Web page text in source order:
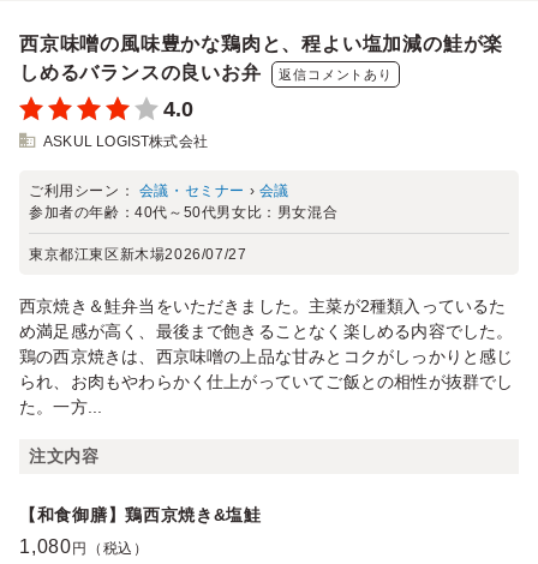
西京味噌の風味豊かな鶏肉と、程よい塩加減の鮭が楽
しめるバランスの良いお弁
返信コメントあり
4.0
ASKUL LOGIST株式会社
ご利用シーン： 会議・セミナー › 会議
参加者の年齢：40代～50代男女比： 男女混合
東京都江東区新木場2026/07/27
西京焼き＆鮭弁当をいただきました。主菜が2種類入っているた
め満足感が高く、最後まで飽きることなく楽しめる内容でした。
鶏の西京焼きは、西京味噌の上品な甘みとコクがしっかりと感じ
られ、お肉もやわらかく仕上がっていてご飯との相性が抜群でし
た。一方...
注文内容
【和食御膳】鶏西京焼き&塩鮭
1,080 円（税込）